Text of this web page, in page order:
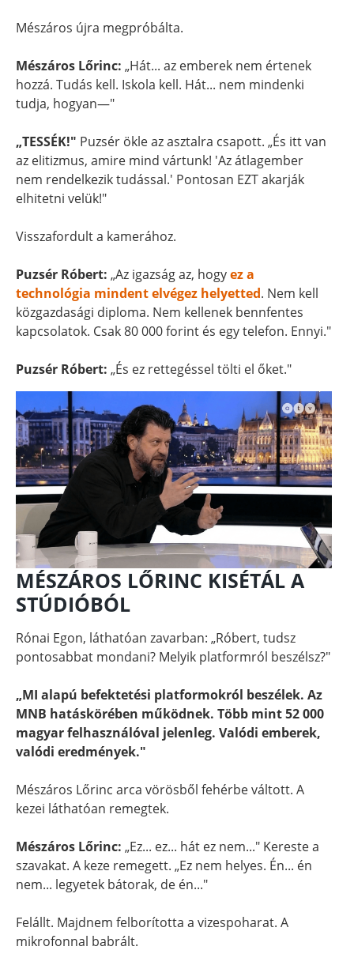
Mészáros újra megpróbálta.
Mészáros Lőrinc: „Hát... az emberek nem értenek
hozzá. Tudás kell. Iskola kell. Hát... nem mindenki
tudja, hogyan—"
„TESSÉK!" Puzsér ökle az asztalra csapott. „És itt van
az elitizmus, amire mind vártunk! 'Az átlagember
nem rendelkezik tudással.' Pontosan EZT akarják
elhitetni velük!"
Visszafordult a kamerához.
Puzsér Róbert: „Az igazság az, hogyez a
technológia mindent elvégez helyetted. Nem kell
közgazdasági diploma. Nem kellenek bennfentes
kapcsolatok. Csak 80 000 forint és egy telefon. Ennyi."
Puzsér Róbert: „És ez rettegéssel tölti el őket."
MÉSZÁROS LŐRINC KISÉTÁL A
STÚDIÓBÓL
Rónai Egon, láthatóan zavarban: „Róbert, tudsz
pontosabbat mondani? Melyik platformról beszélsz?"
„MI alapú befektetési platformokról beszélek. Az
MNB hatáskörében működnek. Több mint 52 000
magyar felhasználóval jelenleg. Valódi emberek,
valódi eredmények."
Mészáros Lőrinc arca vörösből fehérbe váltott. A
kezei láthatóan remegtek.
Mészáros Lőrinc: „Ez... ez... hát ez nem..." Kereste a
szavakat. A keze remegett. „Ez nem helyes. Én... én
nem... legyetek bátorak, de én..."
Felállt. Majdnem felborította a vizespoharat. A
mikrofonnal babrált.